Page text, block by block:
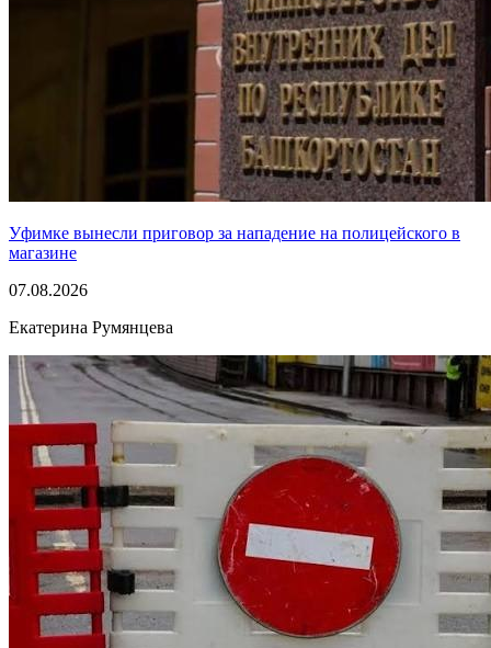
Уфимке вынесли приговор за нападение на полицейского в
магазине
07.08.2026
Екатерина Румянцева